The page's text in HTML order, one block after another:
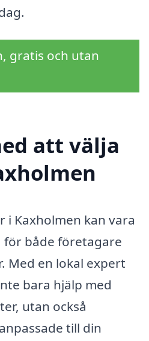
gratis och utan
att välja
i Kaxholmen kan vara
för både företagare
Med en lokal expert
bara hjälp med
utan också
till din